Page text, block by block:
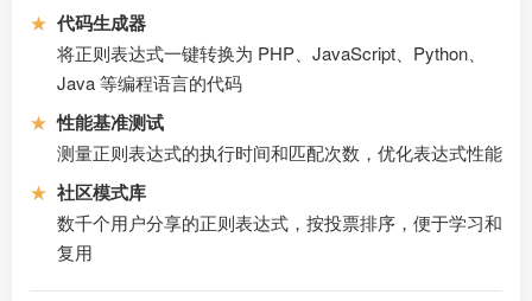
★ 代码生成器
将正则表达式一键转换为 PHP、JavaScript、Python、
Java 等编程语言的代码
★ 性能基准测试
测量正则表达式的执行时间和匹配次数，优化表达式性能
★ 社区模式库
数千个用户分享的正则表达式，按投票排序，便于学习和
复用